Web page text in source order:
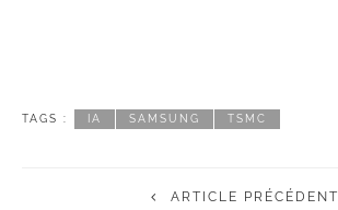
TAGS : IA SAMSUNG TSMC
ARTICLE PRÉCÉDENT